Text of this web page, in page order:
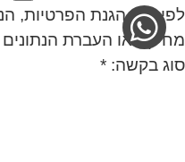
לפי חוק הגנת הפרטיות,
מחיקה או העברת
סוג בקשה: *